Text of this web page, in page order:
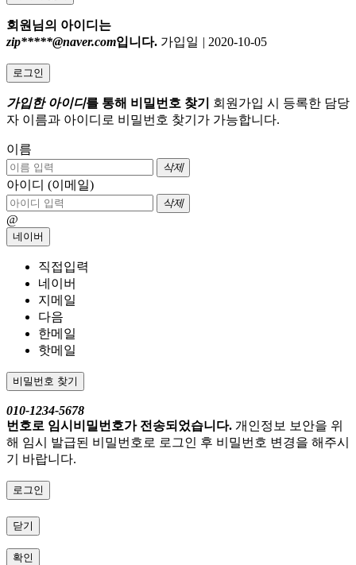
회원님의 아이디는
zip*****@naver.com입니다. 가입일 | 2020-10-05
로그인
가입한 아이디를 통해 비밀번호 찾기
회원가입 시 등록한 담당
자 이름과 아이디로 비밀번호 찾기가 가능합니다.
이름
삭제
아이디 (이메일)
삭제
@
네이버
직접입력
네이버
지메일
다음
한메일
핫메일
비밀번호 찾기
010-1234-5678
번호로 임시비밀번호가 전송되었습니다. 개인정보 보안을 위
해 임시 발급된 비밀번호로 로그인 후 비밀번호 변경을 해주시
기 바랍니다.
로그인
닫기
확인